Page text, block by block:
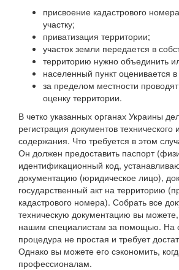
присвоение кадастрового
участку;
приватизация территории;
участок земли передается в
территорию нужно объединить
населенный пункт оценивается в
за пределом местности
оценку территории.
В четко указанных органах Украины
регистрация документов технического
содержания. Что требуется в этом
Он должен предоставить паспорт
идентификационный код,
документацию (юридическое лицо),
государственный акт на территорию
кадастрового номера). Собрать все
техническую документацию вы
нашим специалистам за помощью. На
процедура не простая и требует
Однако вы можете его сэкономить,
профессионалам.